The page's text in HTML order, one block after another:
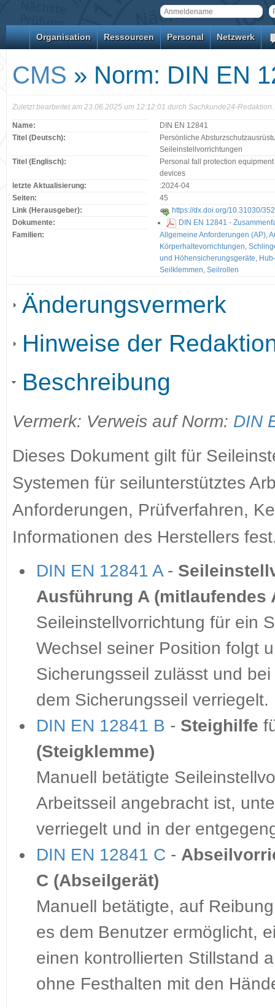
Organisation Ressourcen Personal Netzwerk
CMS » Norm: DIN EN
Zuletzt bearbeitet am 23.06.2025 um 12:12:01 durch Sachkunde24-Redaktion.
Name:
DIN EN 12841
Titel (Deutsch):
Persönliche
Seileinstellvorrichtungen
Titel (Englisch):
Personal fall protection
devices
letzte Aktualisierung:
:2024-04
Seiten:
45
Link (Herausgeber):
https://dx.doi.org/10.31030/
Dokumente:
DIN EN 12841 -
Familien:
Allgemeine Anforderungen (AP),
Körperhaltevorrichtungen,
und Höhensicherungsgeräte,
Seilklemmen, Seilrollen
Änderungsvermerk
Hinweise der
Beschreibung
Vermerk: Verweis auf Norm: DIN
Dieses Dokument gilt für
Systemen für seilunterstütztes
Anforderungen, Prüfverfahren,
Informationen des Herstellers
DIN EN 12841 A-
Ausführung A (mitlaufendes
Seileinstellvorrichtung für ein
Wechsel seiner Position folgt
Sicherungsseil zulässt und
dem Sicherungsseil verriegelt.
DIN EN 12841 B - Steighilfe
(Steigklemme)
Manuell betätigte
Arbeitsseil angebracht ist,
verriegelt und in der
DIN EN 12841 C -
C (Abseilgerät)
Manuell betätigte, auf
es dem Benutzer ermöglicht,
einen kontrollierten Stillstand
ohne Festhalten mit den